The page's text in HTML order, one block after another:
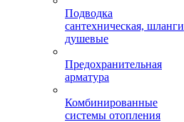
Подводка
сантехническая, шланги
душевые
Предохранительная
арматура
Комбинированные
системы отопления